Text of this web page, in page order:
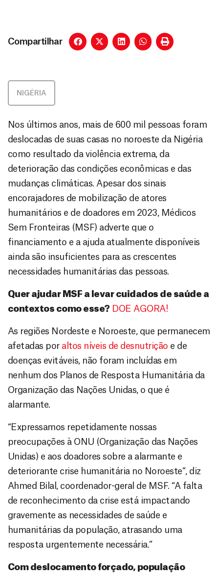
Compartilhar
NIGÉRIA
Nos últimos anos, mais de 600 mil pessoas foram
deslocadas de suas casas no noroeste da Nigéria
como resultado da violência extrema, da
deterioração das condições econômicas e das
mudanças climáticas. Apesar dos sinais
encorajadores de mobilização de atores
humanitários e de doadores em 2023, Médicos
Sem Fronteiras (MSF) adverte que o
financiamento e a ajuda atualmente disponíveis
ainda são insuficientes para as crescentes
necessidades humanitárias das pessoas.
Quer ajudar MSF a levar cuidados de saúde a
contextos como esse? DOE AGORA!
As regiões Nordeste e Noroeste, que permanecem
afetadas por altos níveis de desnutrição e de
doenças evitáveis, não foram incluídas em
nenhum dos Planos de Resposta Humanitária da
Organização das Nações Unidas, o que é
alarmante.
“Expressamos repetidamente nossas
preocupações à ONU (Organização das Nações
Unidas) e aos doadores sobre a alarmante e
deteriorante crise humanitária no Noroeste”, diz
Ahmed Bilal, coordenador-geral de MSF. “A falta
de reconhecimento da crise está impactando
gravemente as necessidades de saúde e
humanitárias da população, atrasando uma
resposta urgentemente necessária.”
Com deslocamento forçado, população